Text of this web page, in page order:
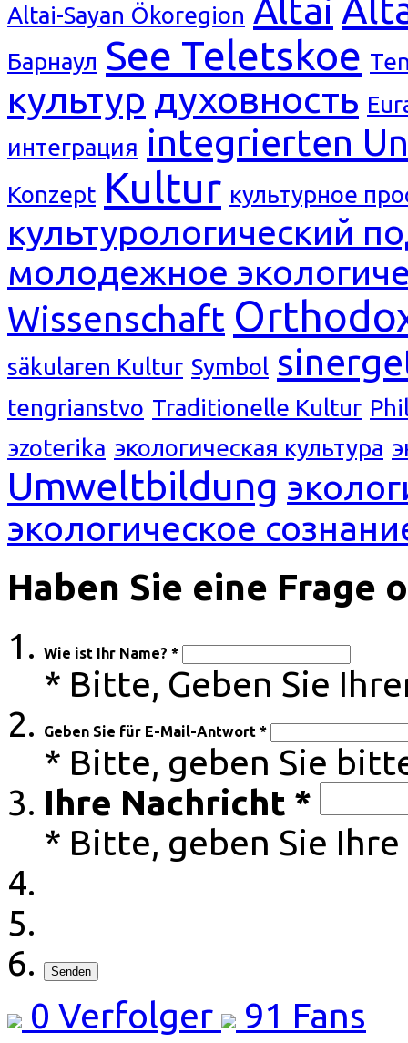
Altai-Sayan Ökoregion Altai
Барнаул See Teletskoe
культур духовность
интеграция integrierten
Konzept Kultur культурное
культурологический
молодежное
Wissenschaft
säkularen Kultur Symbol
tengrianstvo Traditionelle Kultur
эzoterika экологическая культура
Umweltbildung
экологическое
Haben Sie eine Frage
Wie ist Ihr Name? *
* Bitte, Geben Sie
Geben Sie für E-Mail-Antwort *
* Bitte, geben Sie
Ihre Nachricht *
* Bitte, geben Sie
Senden
0 Verfolger 91 Fans